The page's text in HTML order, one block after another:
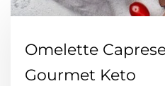
Omelette
Gourmet Keto